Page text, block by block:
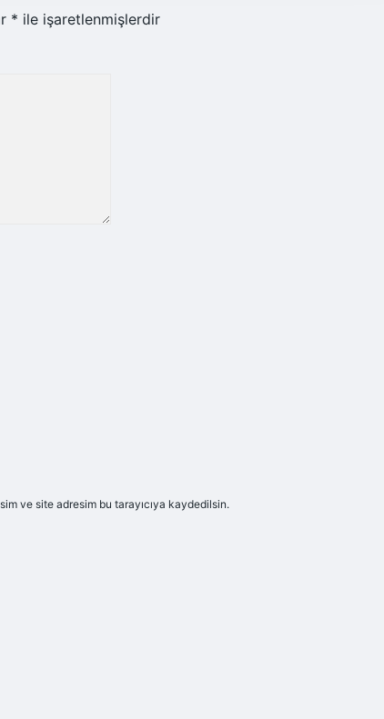
* ile işaretlenmişlerdir
ve site adresim bu tarayıcıya kaydedilsin.